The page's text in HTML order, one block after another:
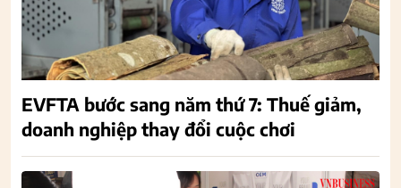
EVFTA bước sang năm thứ 7: Thuế giảm,
doanh nghiệp thay đổi cuộc chơi